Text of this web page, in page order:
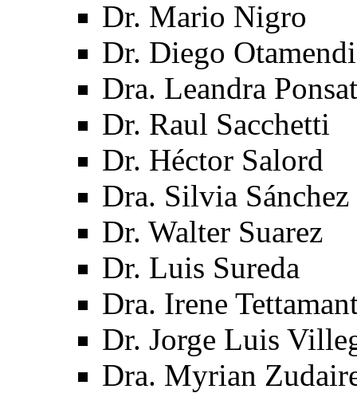
Dr. Mario Nigro
Dr. Diego Otamendi
Dra. Leandra
Dr. Raul Sacchetti
Dr. Héctor Salord
Dra. Silvia
Dr. Walter Suarez
Dr. Luis Sureda
Dra. Irene
Dr. Jorge Luis
Dra. Myrian